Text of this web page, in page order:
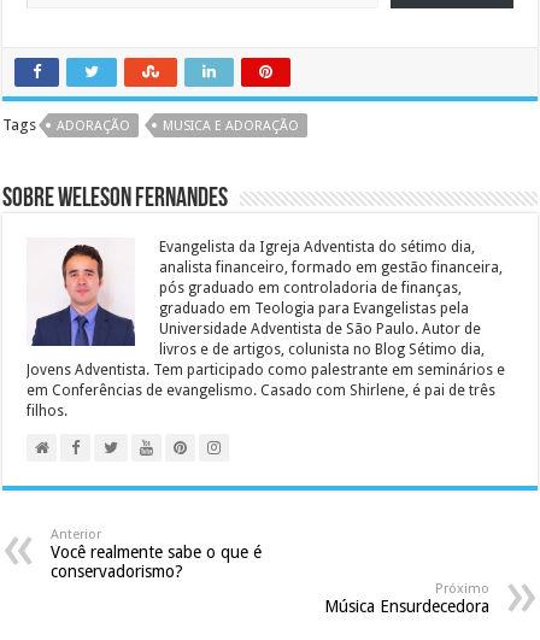
Tags ADORAÇÃO MUSICA E ADORAÇÃO
Sobre Weleson Fernandes
Evangelista da Igreja Adventista do sétimo dia,
analista financeiro, formado em gestão financeira,
pós graduado em controladoria de finanças,
graduado em Teologia para Evangelistas pela
Universidade Adventista de São Paulo. Autor de
livros e de artigos, colunista no Blog Sétimo dia,
Jovens Adventista. Tem participado como palestrante em seminários e
em Conferências de evangelismo. Casado com Shirlene, é pai de três
filhos.
Anterior
Você realmente sabe o que é
conservadorismo?
Próximo
Música Ensurdecedora